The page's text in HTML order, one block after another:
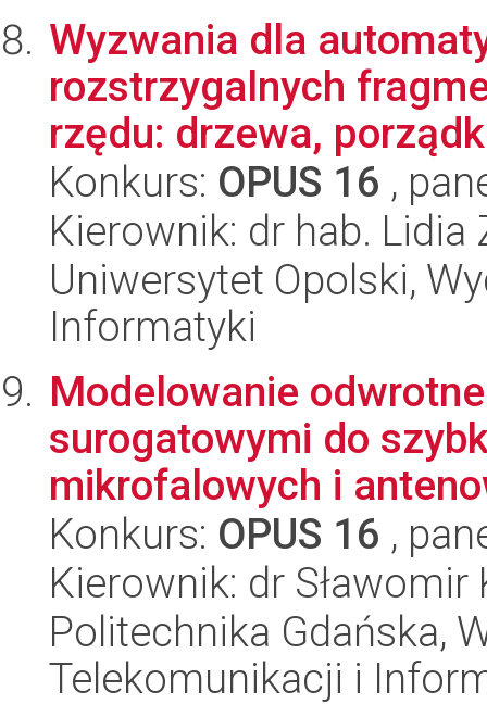
Wyzwania dla
rozstrzygalnych
rzędu: drzewa,
Konkurs: OPUS 16 ,
Kierownik: dr hab. Lidia
Uniwersytet Opolski,
Informatyki
Modelowanie
surogatowymi do
mikrofalowych i
Konkurs: OPUS 16 ,
Kierownik: dr Sławomir
Politechnika Gdańska,
Telekomunikacji i